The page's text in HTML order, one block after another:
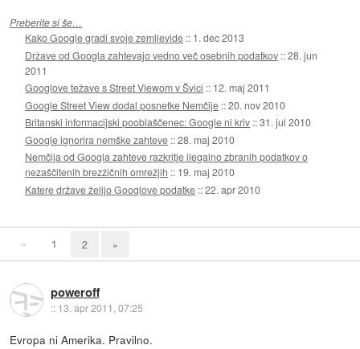
Preberite si še…
Kako Google gradi svoje zemljevide :: 1. dec 2013
Države od Googla zahtevajo vedno več osebnih podatkov ::28. jun
2011
Googlove težave s Street Viewom v Švici :: 12. maj 2011
Google Street View dodal posnetke Nemčije ::20. nov 2010
Britanski informacijski pooblaščenec: Google ni kriv ::31. jul 2010
Google ignorira nemške zahteve ::28. maj 2010
Nemčija od Googla zahteve razkritje ilegalno zbranih podatkov o
nezaščitenih brezžičnih omrežjih :: 19. maj 2010
Katere države želijo Googlove podatke ::22. apr 2010
« 1 2 »
poweroff
:: 13. apr 2011, 07:25
Evropa ni Amerika. Pravilno.